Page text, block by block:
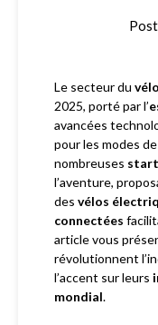
Le secteur du vélo
2025, porté par l’
avancées
pour les modes
nombreuses
l’aventure,
des vélos
connectées
article vous
révolutionnent
l’accent sur leurs
mondial.